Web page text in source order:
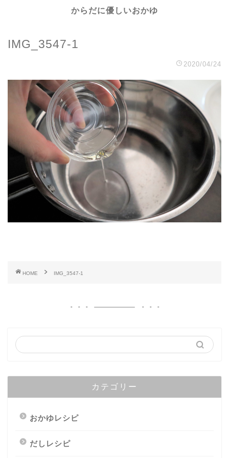
からだに優しいおかゆ
IMG_3547-1
2020/04/24
HOME IMG_3547-1
カテゴリー
おかゆレシピ
だしレシピ